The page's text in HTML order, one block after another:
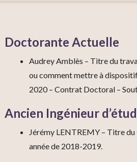
Doctorante Actuelle
Audrey Amblès – Titre du
ou comment mettre à
2020 – Contrat Doctoral –
Ancien Ingénieur
Jérémy LENTREMY – Titre
année de 2018-2019.